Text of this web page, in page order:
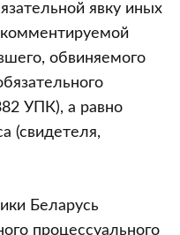
явку иных
обвиняемого
УПК), а равно
(свидетеля,
Беларусь
процессуального